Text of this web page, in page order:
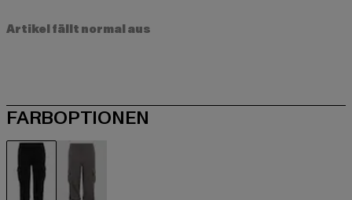
Artikel fällt normal aus
FARBOPTIONEN